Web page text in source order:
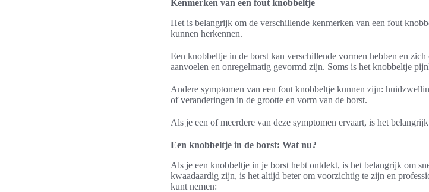
Kenmerken van een fout knobbeltje
Het is belangrijk om de verschillende kenmerken van een fout
kunnen herkennen.
Een knobbeltje in de borst kan verschillende vormen hebben en
aanvoelen en onregelmatig gevormd zijn. Soms is het knobbeltje
Andere symptomen van een fout knobbeltje kunnen zijn:
of veranderingen in de grootte en vorm van de borst.
Als je een of meerdere van deze symptomen ervaart, is het
Een knobbeltje in de borst: Wat nu?
Als je een knobbeltje in je borst hebt ontdekt, is het belangrijk om
kwaadaardig zijn, is het altijd beter om voorzichtig te zijn en
kunt nemen: